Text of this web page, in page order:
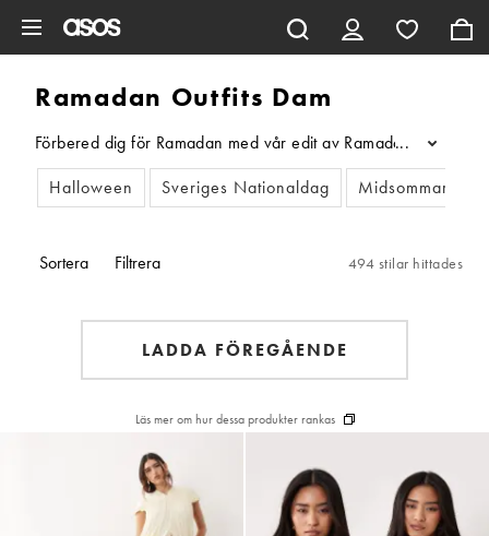
Ramadan Outfits Dam
Förbered dig för Ramadan med vår edit av Ramadan-kläder
...
Halloween
Sveriges Nationaldag Midsommar
Sortera Filtrera 494 stilar hittades
LADDA FÖREGÅENDE
Läs mer om hur dessa produkter rankas